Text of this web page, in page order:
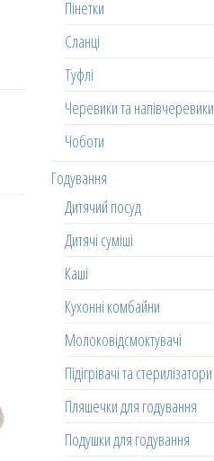
Пінетки
Сланці
Туфлі
Черевики та напівчеревики
Чоботи
Годування
Дитячий посуд
Дитячі суміші
Каші
Кухонні комбайни
Молоковідсмоктувачі
Підігрівачі та стерилізатори
Пляшечки для годування
Подушки для годування